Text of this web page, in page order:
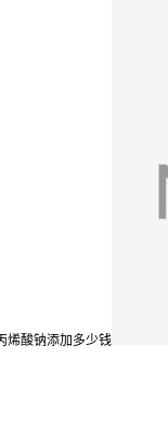
烯酸钠添加多少钱